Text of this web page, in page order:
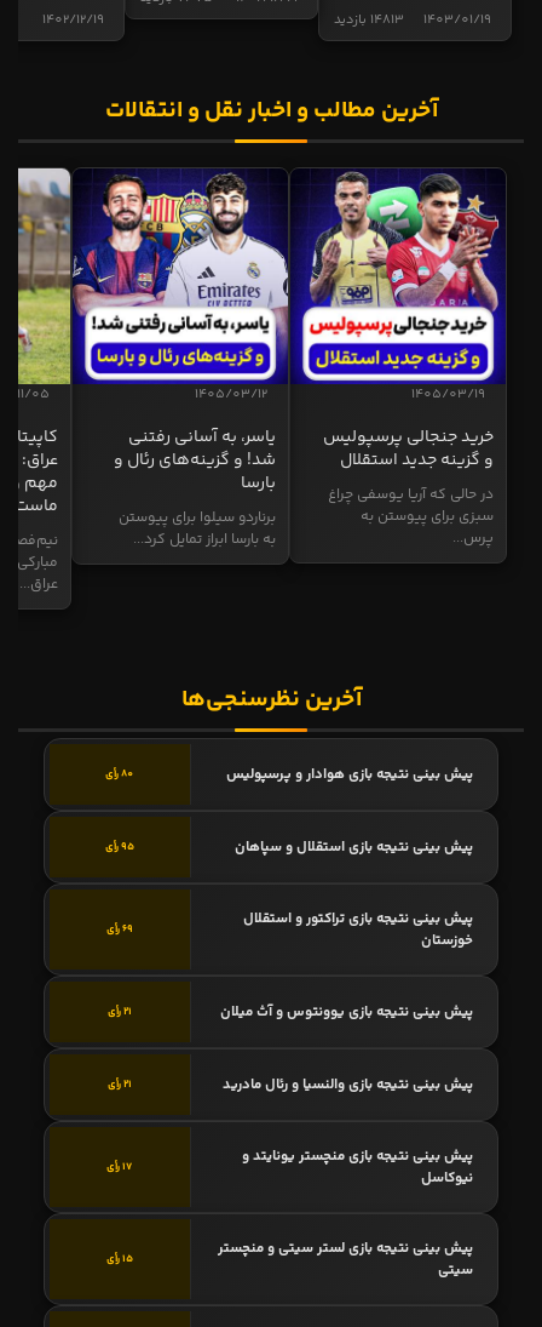
14813 بازدید 1403/01/19
1402/12/19
آخرین مطالب و اخبار نقل و انتقالات
1405/03/19
خرید جنجالی پرسپولیس
و گزینه جدید استقلال
در حالی که آریا یوسفی چراغ
سبزی برای پیوستن به
پرس...
1405/03/12
یاسر، به آسانی رفتنی
شد! و گزینه‌های رئال و
بارسا
برناردو سیلوا برای پیوستن
به بارسا ابراز تمایل کرد...
11/05
عراق:
مهم و
ماست
نیم‌فصل
مبارکی
عراق...
آخرین نظرسنجی‌ها
پیش بینی نتیجه بازی هوادار و پرسپولیس 80 رأی
پیش بینی نتیجه بازی استقلال و سپاهان 95 رأی
پیش بینی نتیجه بازی تراکتور و استقلال
خوزستان
69 رأی
پیش بینی نتیجه بازی یوونتوس و آث میلان 21 رأی
پیش بینی نتیجه بازی والنسیا و رئال مادرید 21 رأی
پیش بینی نتیجه بازی منچستر یونایتد و
نیوکاسل
17 رأی
پیش بینی نتیجه بازی لستر سیتی و منچستر
سیتی
15 رأی